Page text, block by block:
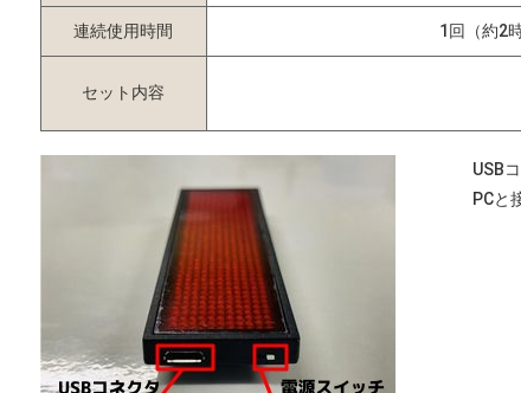
連続使用時間 1回（約2
セット内容
USB
PCと